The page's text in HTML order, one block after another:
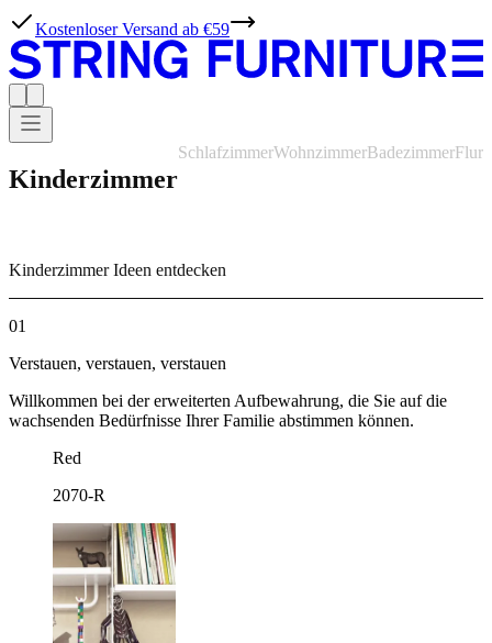
Kostenloser Versand ab €59
Kinderzimmer
SchlafzimmerWohnzimmerBadezimmerFlur
Kinderzimmer Ideen entdecken
01
Verstauen, verstauen, verstauen
Willkommen bei der erweiterten Aufbewahrung, die Sie auf die
wachsenden Bedürfnisse Ihrer Familie abstimmen können.
Red
2070-R